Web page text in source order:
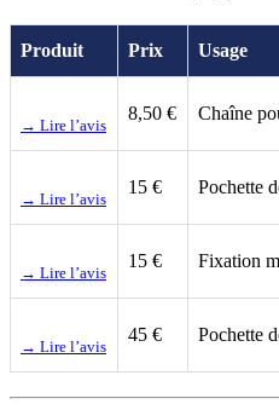
Produit Prix Usage
→ Lire l’avis
8,50 € Chaîne
→ Lire l’avis
15 € Pochette
→ Lire l’avis
15 € Fixation
→ Lire l’avis
45 € Pochette